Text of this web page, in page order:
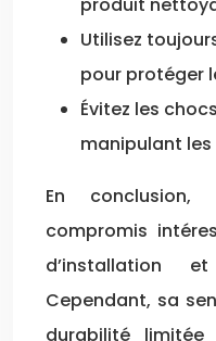
Utilisez
pour protéger
Évitez les
manipulant
En
compromis
d’installation
Cependant, sa
durabilité